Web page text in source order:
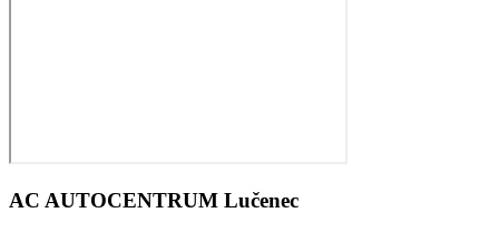
AC AUTOCENTRUM Lučenec